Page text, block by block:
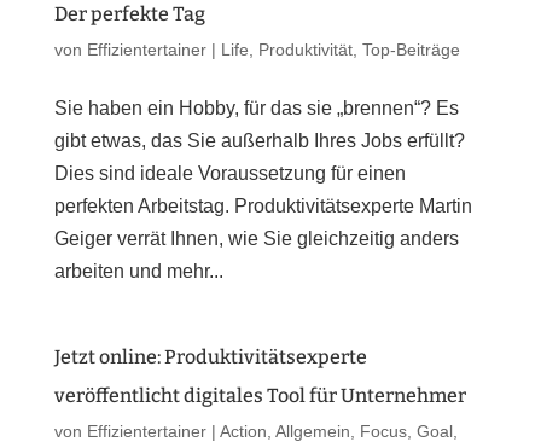
Der perfekte Tag
von Effizientertainer| Life Produktivität, Top-Beiträge
Sie haben ein Hobby, für das sie „brennen“? Es
gibt etwas, das Sie außerhalb Ihres Jobs erfüllt?
Dies sind ideale Voraussetzung für einen
perfekten Arbeitstag. Produktivitätsexperte Martin
Geiger verrät Ihnen, wie Sie gleichzeitig anders
arbeiten und mehr...
Jetzt online: Produktivitätsexperte
veröffentlicht digitales Tool für Unternehmer
von Effizientertainer| Action Allgemein Focus, Goal,